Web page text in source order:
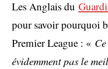
Les Anglais du
pour savoir pourquoi
Premier League : «
évidemment pas le